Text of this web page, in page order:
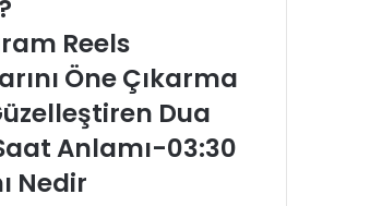
Reels
Öne Çıkarma
Dua
Anlamı-03:30
Nedir